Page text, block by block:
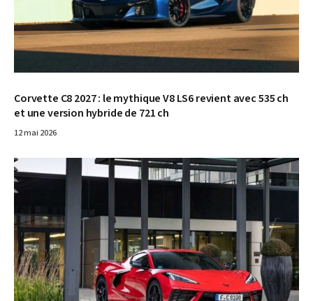
Corvette C8 2027 : le mythique V8 LS6 revient avec 535 ch
et une version hybride de 721 ch
12 mai 2026